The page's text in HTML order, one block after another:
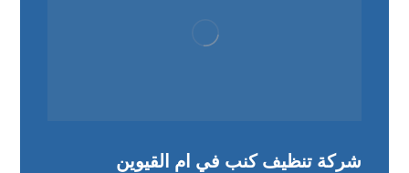
شركة تنظيف كنب في ام القيوين